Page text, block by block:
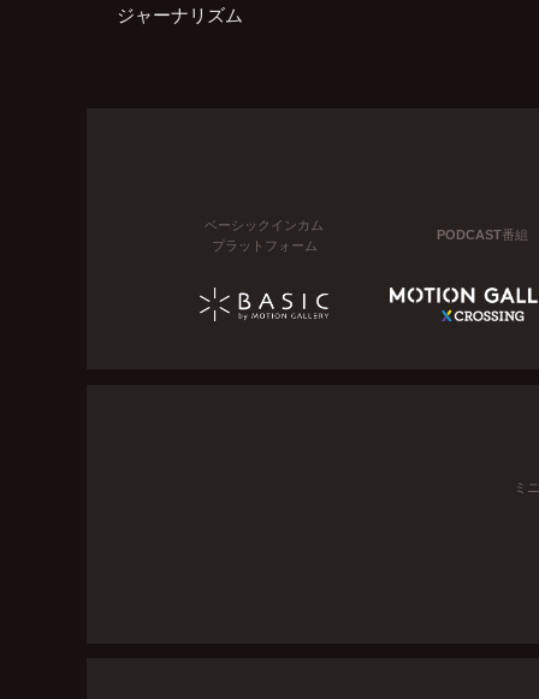
ジャーナリズム
ベーシックインカム
プラットフォーム
PODCAST番組
ミ